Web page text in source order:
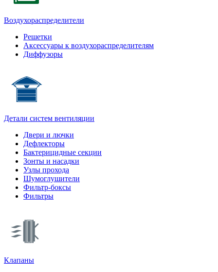
Воздухораспределители
Решетки
Аксессуары к воздухораспределителям
Диффузоры
Детали систем вентиляции
Двери и лючки
Дефлекторы
Бактерицидные секции
Зонты и насадки
Узлы прохода
Шумоглушители
Фильтр-боксы
Фильтры
Клапаны